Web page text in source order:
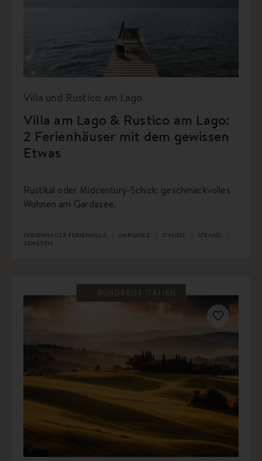
Villa und Rustico am Lago
Villa am Lago & Rustico am Lago:
2 Ferienhäuser mit dem gewissen
Etwas
Rustikal oder Midcentury-Schick: geschmackvolles
Wohnen am Gardasee.
FERIENHAUS & FERIENVILLA GARDASEE ITALIEN
STRAND
VENETIEN
RUNDREISE ITALIEN